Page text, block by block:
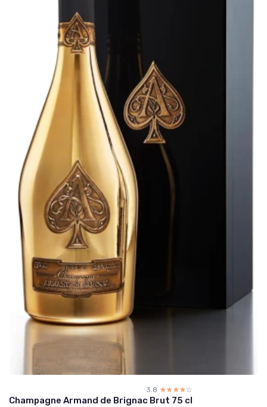
3.8 ☆☆☆☆☆
★★★★★
Champagne Armand de Brignac Brut 75 cl